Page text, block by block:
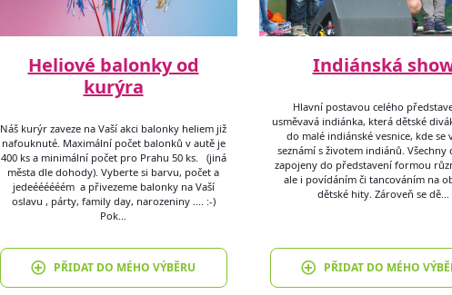
Heliové balonky od
kurýra
Náš kurýr zaveze na Vaší akci balonky heliem již
nafouknuté. Maximální počet balonků v autě je
400 ks a minimální počet pro Prahu 50 ks. (jiná
města dle dohody). Vyberte si barvu, počet a
jedeéééééém a přivezeme balonky na Vaší
oslavu , párty, family day, narozeniny .... :-)
Pok…
PŘIDAT DO MÉHO VÝBĚRU
Indiánská
Hlavní postavou celého
usměvavá indiánka, která dětské
do malé indiánské vesnice, kde se
seznámí s životem indiánů. Všechny
zapojeny do představení formou
ale i povídáním či tancováním na
dětské hity. Zároveň se dě…
PŘIDAT DO MÉHO